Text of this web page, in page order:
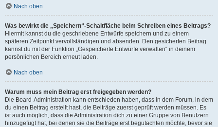
Nach oben
Was bewirkt die „Speichern“-Schaltfläche beim Schreiben eines Beitrags?
Hiermit kannst du die geschriebene Entwürfe speichern und zu einem
späteren Zeitpunkt vervollständigen und absenden. Den gesicherten Beitrag
kannst du mit der Funktion „Gespeicherte Entwürfe verwalten“ in deinem
persönlichen Bereich erneut laden.
Nach oben
Warum muss mein Beitrag erst freigegeben werden?
Die Board-Administration kann entschieden haben, dass in dem Forum, in dem
du einen Beitrag erstellt hast, die Beiträge zuerst geprüft werden müssen. Es
ist auch möglich, dass die Administration dich zu einer Gruppe von Benutzern
hinzugefügt hat, bei denen sie die Beiträge erst begutachten möchte, bevor sie